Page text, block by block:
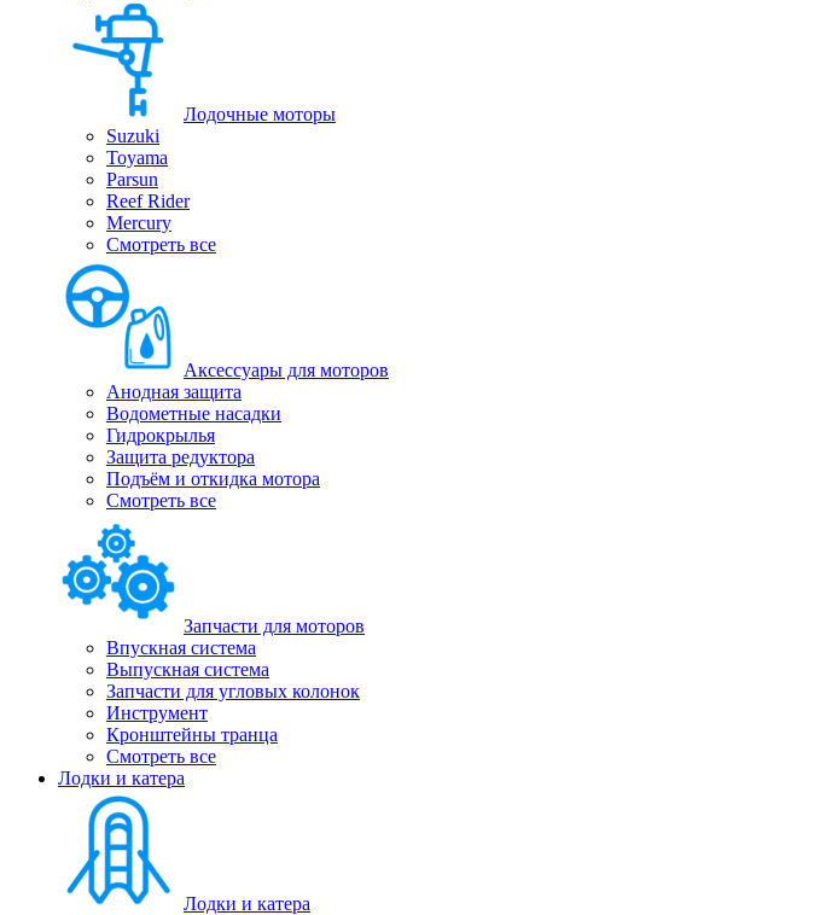
Лодочные моторы
Suzuki
Toyama
Parsun
Reef Rider
Mercury
Смотреть все
Аксессуары для моторов
Анодная защита
Водометные насадки
Гидрокрылья
Защита редуктора
Подъём и откидка мотора
Смотреть все
Запчасти для моторов
Впускная система
Выпускная система
Запчасти для угловых колонок
Инструмент
Кронштейны транца
Смотреть все
Лодки и катера
Лодки и катера